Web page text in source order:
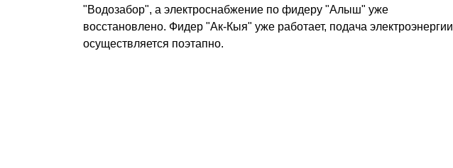
"Водозабор", а электроснабжение по фидеру "Алыш" уже
восстановлено. Фидер "Ак-Кыя" уже работает, подача электроэнергии
осуществляется поэтапно.